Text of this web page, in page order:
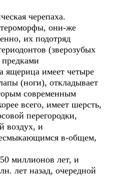
черепаха.
они-же
их подотряд
(зверозубых
предками
ящерица имеет четыре
(ноги), откладывает
современным
всего, имеет шерсть,
перегородки,
воздух, и
в-общем,
миллионов лет, и
лет назад, очередной